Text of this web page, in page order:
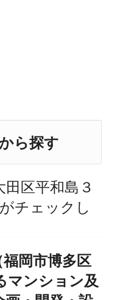
ら探す
区平和島３
チェックし
福岡市博多区
マンション及